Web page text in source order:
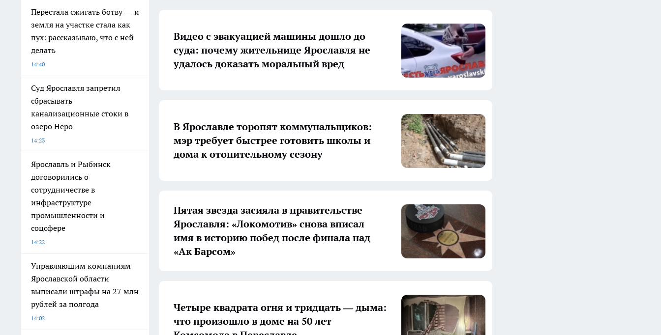
Перестала сжигать ботву — и
земля на участке стала как
пух: рассказываю, что с ней
делать
14:40
Суд Ярославля запретил
сбрасывать
канализационные стоки в
озеро Неро
14:23
Ярославль и Рыбинск
договорились о
сотрудничестве в
инфраструктуре
промышленности и
соцсфере
14:22
Управляющим компаниям
Ярославской области
выписали штрафы на 27 млн
рублей за полгода
14:02
Видео с эвакуацией машины дошло до
суда: почему жительнице Ярославля не
удалось доказать моральный вред
В Ярославле торопят коммунальщиков:
мэр требует быстрее готовить школы и
дома к отопительному сезону
Пятая звезда засияла в правительстве
Ярославля: «Локомотив» снова вписал
имя в историю побед после финала над
«Ак Барсом»
Четыре квадрата огня и тридцать — дыма:
что произошло в доме на 50 лет